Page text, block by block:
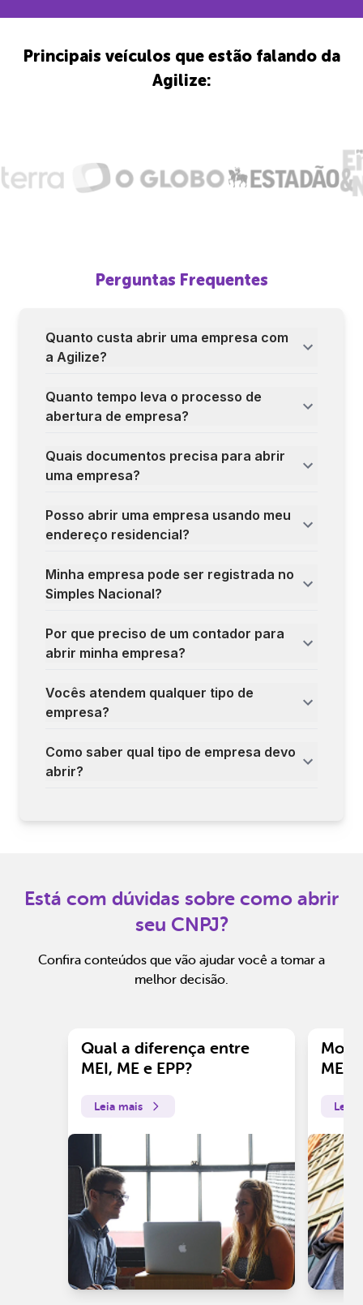
Principais veículos que estão falando da
Agilize:
Perguntas Frequentes
Quanto custa abrir uma empresa com
a Agilize?
Quanto tempo leva o processo de
abertura de empresa?
Quais documentos precisa para abrir
uma empresa?
Posso abrir uma empresa usando meu
endereço residencial?
Minha empresa pode ser registrada no
Simples Nacional?
Por que preciso de um contador para
abrir minha empresa?
Vocês atendem qualquer tipo de
empresa?
Como saber qual tipo de empresa devo
abrir?
Está com dúvidas sobre como abrir
seu CNPJ?
Confira conteúdos que vão ajudar você a tomar a
melhor decisão.
Qual a diferença entre
MEI, ME e EPP?
Leia mais
ME?
Leia